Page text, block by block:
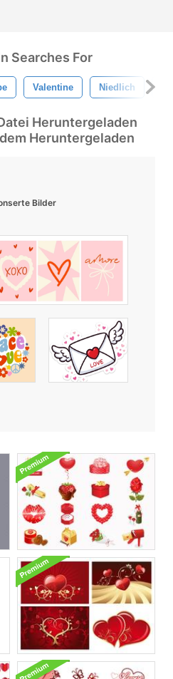
Searches For
Valentine Niedlich
Heruntergeladen
Heruntergeladen
Bilder